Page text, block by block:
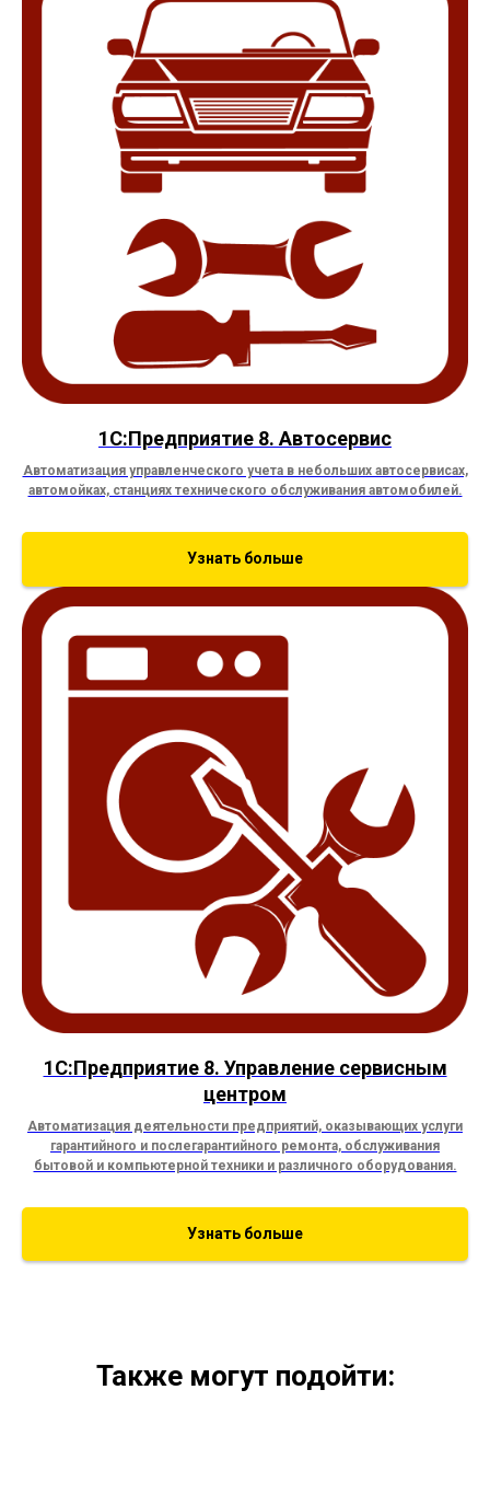
1С:Предприятие 8. Автосервис
Автоматизация управленческого учета в небольших автосервисах,
автомойках, станциях технического обслуживания автомобилей.
Узнать больше
1С:Предприятие 8. Управление сервисным
центром
Автоматизация деятельности предприятий, оказывающих услуги
гарантийного и послегарантийного ремонта, обслуживания
бытовой и компьютерной техники и различного оборудования.
Узнать больше
Также могут подойти: